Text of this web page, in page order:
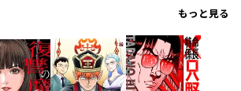
もっと見る